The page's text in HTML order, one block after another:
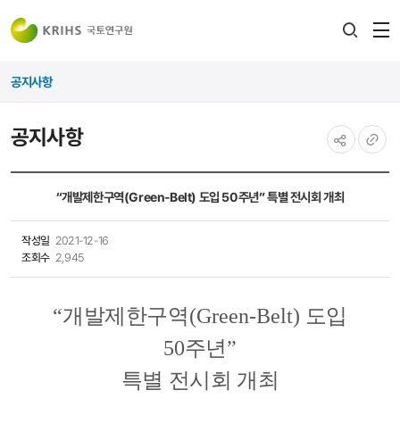
공지사항
공지사항
“개발제한구역(Green-Belt) 도입 50주년” 특별 전시회 개최
작성일 2021-12-16
조회수 2,945
“개발제한구역(Green-Belt) 도입
50주년”
특별 전시회 개최